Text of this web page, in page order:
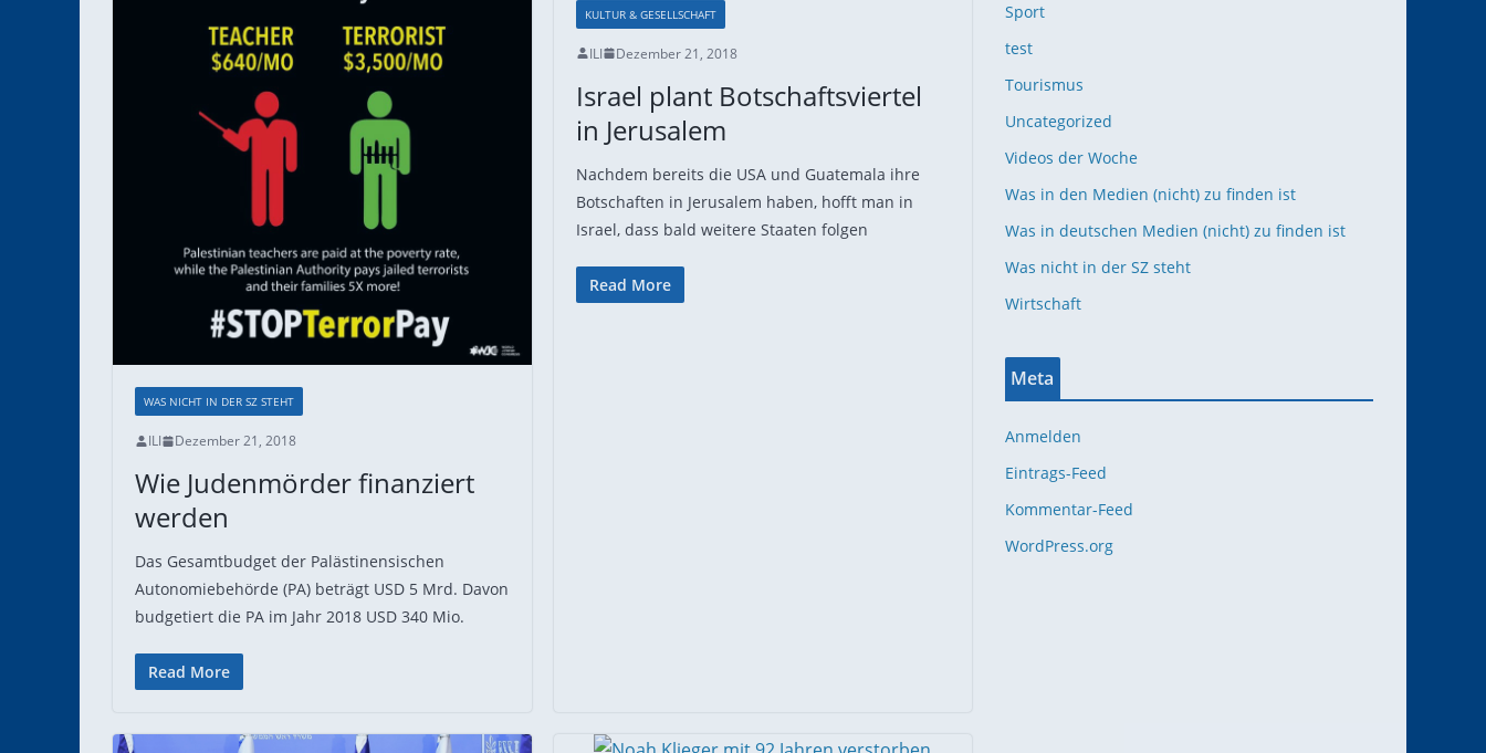
WAS NICHT IN DER SZ STEHT
ILI Dezember 21, 2018
Wie Judenmörder finanziert
werden
Das Gesamtbudget der Palästinensischen
Autonomiebehörde (PA) beträgt USD 5 Mrd. Davon
budgetiert die PA im Jahr 2018 USD 340 Mio.
Read More
KULTUR & GESELLSCHAFT
ILI Dezember 21, 2018
Israel plant Botschaftsviertel
in Jerusalem
Nachdem bereits die USA und Guatemala ihre
Botschaften in Jerusalem haben, hofft man in
Israel, dass bald weitere Staaten folgen
Read More
Sport
test
Tourismus
Uncategorized
Videos der Woche
Was in den Medien (nicht) zu finden ist
Was in deutschen Medien (nicht) zu finden ist
Was nicht in der SZ steht
Wirtschaft
Meta
Anmelden
Eintrags-Feed
Kommentar-Feed
WordPress.org